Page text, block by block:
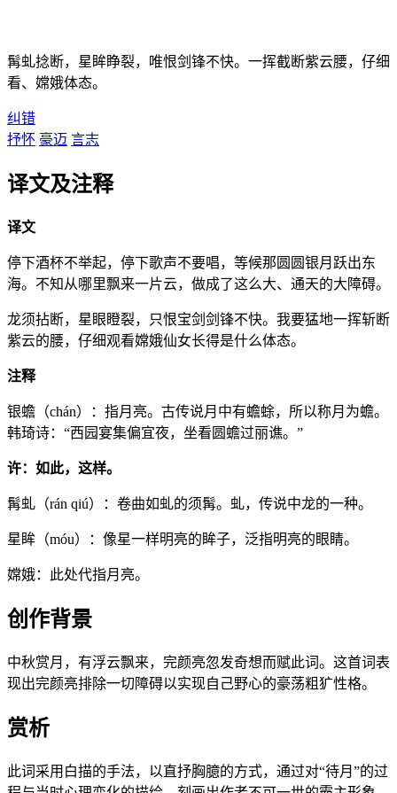
髯虬捻断，星眸睁裂，唯恨剑锋不快。一挥截断紫云腰，仔细
看、嫦娥体态。
纠错
抒怀 豪迈 言志
译文及注释
译文
停下酒杯不举起，停下歌声不要唱，等候那圆圆银月跃出东
海。不知从哪里飘来一片云，做成了这么大、通天的大障碍。
龙须拈断，星眼瞪裂，只恨宝剑剑锋不快。我要猛地一挥斩断
紫云的腰，仔细观看嫦娥仙女长得是什么体态。
注释
银蟾（chán）：指月亮。古传说月中有蟾蜍，所以称月为蟾。
韩琦诗：“西园宴集偏宜夜，坐看圆蟾过丽谯。”
许：如此，这样。
髯虬（rán qiú）：卷曲如虬的须髯。虬，传说中龙的一种。
星眸（móu）：像星一样明亮的眸子，泛指明亮的眼睛。
嫦娥：此处代指月亮。
创作背景
中秋赏月，有浮云飘来，完颜亮忽发奇想而赋此词。这首词表
现出完颜亮排除一切障碍以实现自己野心的豪荡粗犷性格。
赏析
此词采用白描的手法，以直抒胸臆的方式，通过对“待月”的过